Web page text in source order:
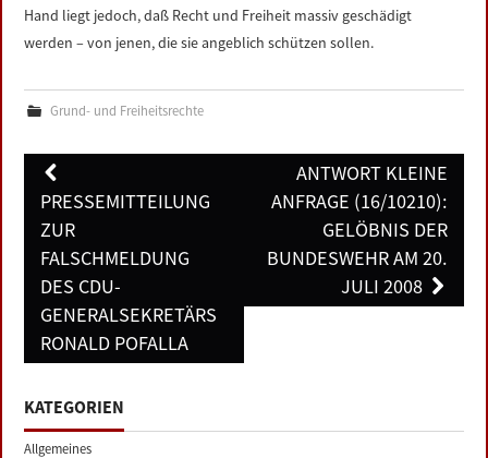
Hand liegt jedoch, daß Recht und Freiheit massiv geschädigt
werden – von jenen, die sie angeblich schützen sollen.
Grund- und Freiheitsrechte
Post
navigation
PRESSEMITTEILUNG
ZUR
FALSCHMELDUNG
DES CDU-
GENERALSEKRETÄRS
RONALD POFALLA
ANTWORT KLEINE
ANFRAGE (16/10210):
GELÖBNIS DER
BUNDESWEHR AM 20.
JULI 2008
KATEGORIEN
Allgemeines